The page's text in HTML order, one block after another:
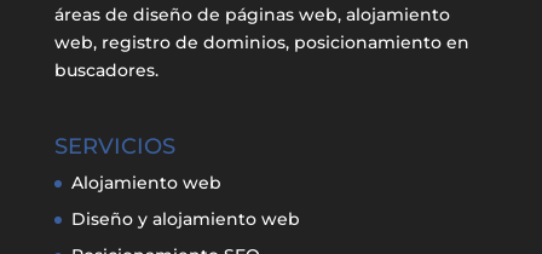
áreas de diseño de páginas web, alojamiento
web, registro de dominios, posicionamiento en
buscadores.
SERVICIOS
Alojamiento web
Diseño y alojamiento web